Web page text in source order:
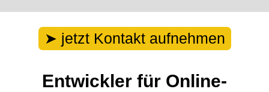
jetzt Kontakt aufnehmen
Entwickler für Online-